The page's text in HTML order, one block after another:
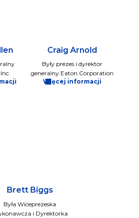
Craig Arnold
Były prezes i dyrektor
generalny Eaton Corporation
Więcej informacji
Brett Biggs
Była Wiceprezeska
i Dyrektorka